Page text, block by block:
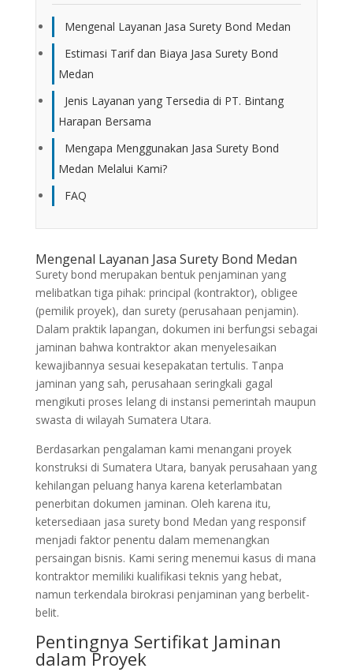
Mengenal Layanan Jasa Surety Bond Medan
Estimasi Tarif dan Biaya Jasa Surety Bond
Medan
Jenis Layanan yang Tersedia di PT. Bintang
Harapan Bersama
Mengapa Menggunakan Jasa Surety Bond
Medan Melalui Kami?
FAQ
Mengenal Layanan Jasa Surety Bond Medan
Surety bond merupakan bentuk penjaminan yang
melibatkan tiga pihak: principal (kontraktor), obligee
(pemilik proyek), dan surety (perusahaan penjamin).
Dalam praktik lapangan, dokumen ini berfungsi sebagai
jaminan bahwa kontraktor akan menyelesaikan
kewajibannya sesuai kesepakatan tertulis. Tanpa
jaminan yang sah, perusahaan seringkali gagal
mengikuti proses lelang di instansi pemerintah maupun
swasta di wilayah Sumatera Utara.
Berdasarkan pengalaman kami menangani proyek
konstruksi di Sumatera Utara, banyak perusahaan yang
kehilangan peluang hanya karena keterlambatan
penerbitan dokumen jaminan. Oleh karena itu,
ketersediaan jasa surety bond Medan yang responsif
menjadi faktor penentu dalam memenangkan
persaingan bisnis. Kami sering menemui kasus di mana
kontraktor memiliki kualifikasi teknis yang hebat,
namun terkendala birokrasi penjaminan yang berbelit-
belit.
Pentingnya Sertifikat Jaminan
dalam Proyek